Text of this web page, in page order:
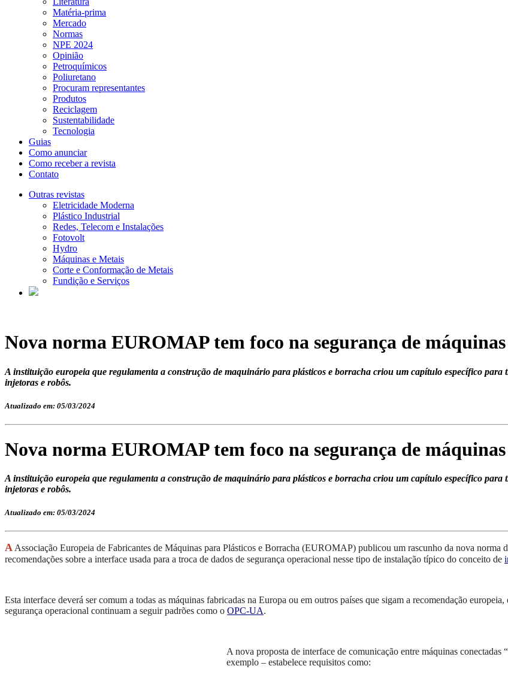
Matéria-prima
Mercado
Normas
NPE 2024
Opinião
Petroquímicos
Poliuretano
Procuram representantes
Produtos
Reciclagem
Sustentabilidade
Tecnologia
Guias
Como anunciar
Como receber a revista
Contato
Outras revistas
Eletricidade Moderna
Plástico Industrial
Redes, Telecom e Instalações
Fotovolt
Hydro
Máquinas e Metais
Corte e Conformação de Metais
Fundição e Serviços
Nova norma EUROMAP tem foco na segurança de máquinas
A instituição europeia que regulamenta a construção de maquinário para plásticos e borracha criou um capítulo específico para
injetoras e robôs.
Atualizado em: 05/03/2024
Nova norma EUROMAP tem foco na segurança de máquinas
A instituição europeia que regulamenta a construção de maquinário para plásticos e borracha criou um capítulo específico para
injetoras e robôs.
Atualizado em: 05/03/2024
AAssociação Europeia de Fabricantes de Máquinas para Plásticos e Borracha (EUROMAP) publicou um rascunho da nova
recomendações sobre a interface usada para a troca de dados de segurança operacional nesse tipo de instalação típico do conceito de
Esta interface deverá ser comum a todas as máquinas fabricadas na Europa ou em outros países que sigam a recomendação
segurança operacional continuam a seguir padrões como o OPC-UA.
A nova proposta de interface de comunicação entre máquinas conectadas
exemplo – estabelece requisitos como: